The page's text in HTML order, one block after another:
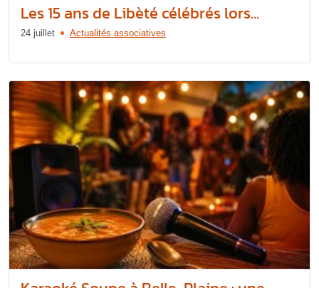
Les 15 ans de Libèté célébrés lors...
24 juillet Actualités associatives